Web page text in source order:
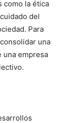
como la ética
del
Para
una
una empresa